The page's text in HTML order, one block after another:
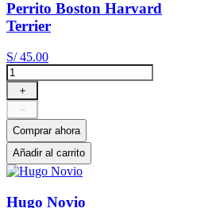
Perrito Boston Harvard
Terrier
S/ 45.00
＋
－
Comprar ahora
Añadir al carrito
Hugo Novio